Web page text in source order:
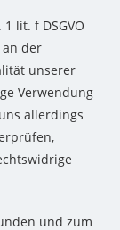
lit. f DSGVO
an der
unserer
Verwendung
allerdings
und zum